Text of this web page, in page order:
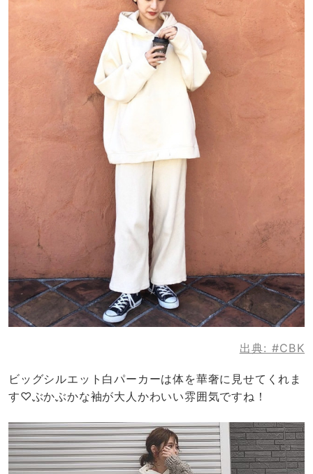
出典: #CBK
ビッグシルエット白パーカーは体を華奢に見せてくれま
す♡ぶかぶかな袖が大人かわいい雰囲気ですね！